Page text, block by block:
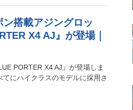
搭載アジングロッ
X4 AJ』が登場｜
PORTER X4 AJ』が登場しま
にハイクラスのモデルに採用さ